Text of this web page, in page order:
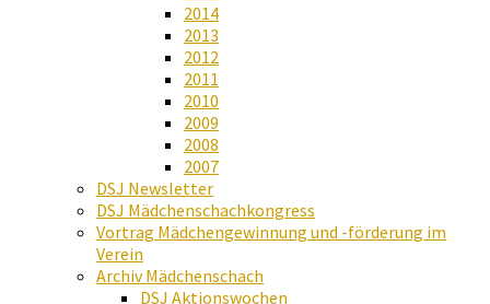
2014
2013
2012
2011
2010
2009
2008
2007
DSJ Newsletter
DSJ Mädchenschachkongress
Vortrag Mädchengewinnung und -förderung im
Verein
Archiv Mädchenschach
DSJ Aktionswochen